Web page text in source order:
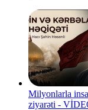
Milyonlarla
ziyarəti -